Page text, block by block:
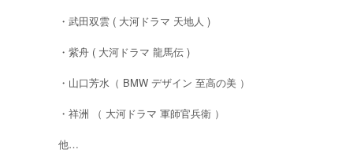
・武田双雲 ( 大河ドラマ 天地人 )
・紫舟 ( 大河ドラマ 龍馬伝 )
・山口芳水（ BMW デザイン 至高の美 ）
・祥洲 （ 大河ドラマ 軍師官兵衛 ）
他…